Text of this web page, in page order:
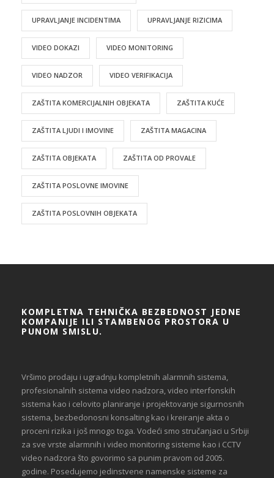
UPRAVLJANJE INCIDENTIMA UPRAVLJANJE RIZICIMA
VIDEO DOKAZI VIDEO MONITORING
VIDEO NADZOR VIDEO VERIFIKACIJA
ZAŠTITA KOMERCIJALNIH OBJEKATA ZAŠTITA KUĆE
ZAŠTITA LJUDI I IMOVINE ZAŠTITA MAGACINA
ZAŠTITA OBJEKATA ZAŠTITA OD PROVALE
ZAŠTITA POSLOVNE IMOVINE
ZAŠTITA POSLOVNIH OBJEKATA
KOMPLETNA TEHNIČKA BEZBEDNOST JEDNE
KOMPANIJE ILI STAMBENOG PROSTORA U
PUNOM SMISLU.
Vršimo prodaju i ugradnju kompletnih alarmnih sistema,
profesionalnih sistema video nadzora, video interfonskih
sistema kao i celovito planiranje i projektovanje sigurnosnih
sistema, bezbedonosni konsalting kao i kreiranje akta o
proceni rizika i još mnogo toga. Vodeći smo stručanjaci u Srbiji
za sve vrste alarmnih i video monitoring sisteme kao i CCTV
video nadzora što govorimo sa punim pravom od 2005.
godine. Posedujemo jedinstvene namenske sisteme za